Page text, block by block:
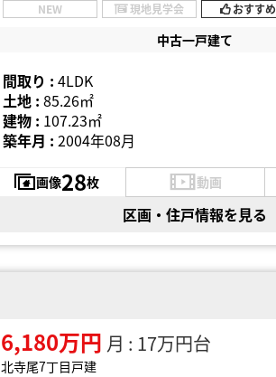
NEW 現地見学会 おすすめ
中古一戸建て
間取り : 4LDK
土地 : 85.26㎡
建物 : 107.23㎡
築年月 : 2004年08月
画像28枚 動画
区画・住戸情報を見る
6,180万円 月 : 17万円台
北寺尾7丁目戸建